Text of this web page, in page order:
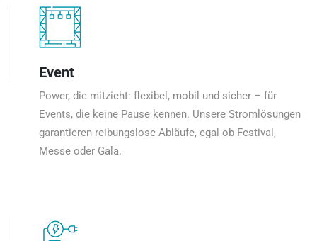
Event
Power, die mitzieht: flexibel, mobil und sicher – für
Events, die keine Pause kennen. Unsere Stromlösungen
garantieren reibungslose Abläufe, egal ob Festival,
Messe oder Gala.